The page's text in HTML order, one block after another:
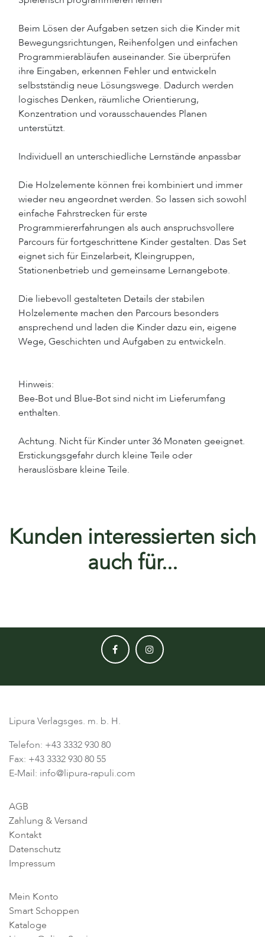
Beim Lösen der Aufgaben setzen sich die Kinder mit
Bewegungsrichtungen, Reihenfolgen und einfachen
Programmierabläufen auseinander. Sie überprüfen
ihre Eingaben, erkennen Fehler und entwickeln
selbstständig neue Lösungswege. Dadurch werden
logisches Denken, räumliche Orientierung,
Konzentration und vorausschauendes Planen
unterstützt.
Individuell an unterschiedliche Lernstände anpassbar
Die Holzelemente können frei kombiniert und immer
wieder neu angeordnet werden. So lassen sich sowohl
einfache Fahrstrecken für erste
Programmiererfahrungen als auch anspruchsvollere
Parcours für fortgeschrittene Kinder gestalten. Das Set
eignet sich für Einzelarbeit, Kleingruppen,
Stationenbetrieb und gemeinsame Lernangebote.
Die liebevoll gestalteten Details der stabilen
Holzelemente machen den Parcours besonders
ansprechend und laden die Kinder dazu ein, eigene
Wege, Geschichten und Aufgaben zu entwickeln.
Hinweis:
Bee-Bot und Blue-Bot sind nicht im Lieferumfang
enthalten.
Achtung. Nicht für Kinder unter 36 Monaten geeignet.
Erstickungsgefahr durch kleine Teile oder
herauslösbare kleine Teile.
Kunden interessierten sich
auch für...
Lipura Verlagsges. m. b. H.
Telefon: +43 3332 930 80
Fax: +43 3332 930 80 55
E-Mail: info@lipura-rapuli.com
AGB
Zahlung & Versand
Kontakt
Datenschutz
Impressum
Mein Konto
Smart Schoppen
Kataloge